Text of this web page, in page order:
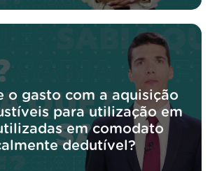
o gasto com a aquisição
para utilização em
em comodato
dedutível?